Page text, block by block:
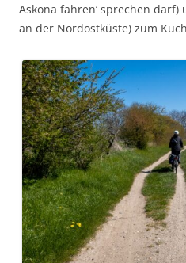
Askona fahren‘ sprechen darf)
an der Nordostküste) zum